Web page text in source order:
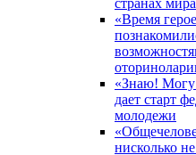
странах мира
«Время
«Знаю!
дает старт
молодежи
нисколько